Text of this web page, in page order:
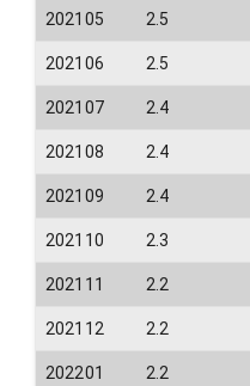
202105 2.5
202106 2.5
202107 2.4
202108 2.4
202109 2.4
202110 2.3
202111 2.2
202112 2.2
202201 2.2